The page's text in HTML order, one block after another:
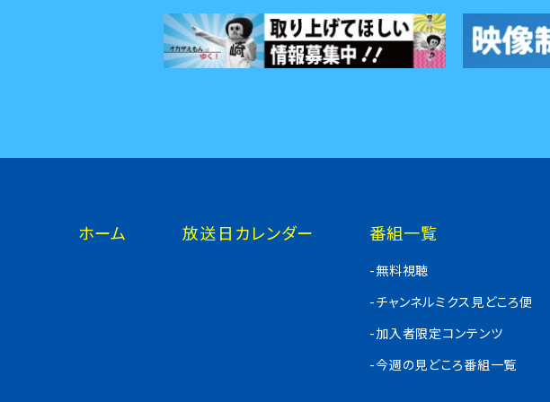
ホーム 放送日カレンダー 番組一覧
-無料視聴
-チャンネルミクス見どころ便
-加入者限定コンテンツ
-今週の見どころ番組一覧